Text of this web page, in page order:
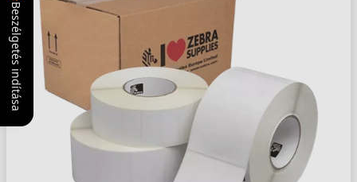
Beszélgetés indítása